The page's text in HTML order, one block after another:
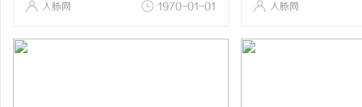
人脉网 1970-01-01 人脉网